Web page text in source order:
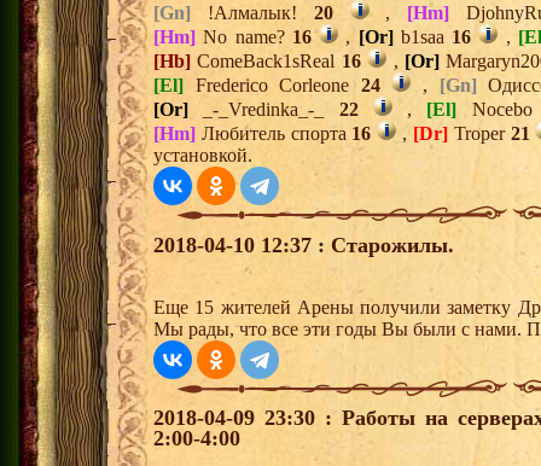
[Gn] !Алмалык! 20 , [Hm]
[Hm] No name? 16 , [Or]b1saa 16 ,
[Hb] ComeBack1sReal 16 , [Or]
[El] Frederico Corleone 24 , [Gn]
[Or] _-_Vredinka_-_ 22 , [El]
[Hm] Любитель спорта 16 , [Dr]Troper 21
установкой.
2018-04-10 12:37 : Старожилы.
Еще 15 жителей Арены получили заметку
Мы рады, что все эти годы Вы были с нами.
2018-04-09 23:30 : Работы на
2:00-4:00